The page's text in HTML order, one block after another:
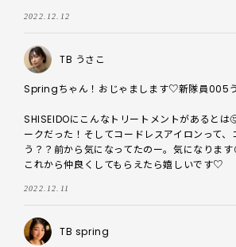
2022.12.12
TB うさこ
Springちゃん！おじゃまします♡新隊員005う
SHISEIDOにこんなトリートメントがあるとは
ークだった！そしてコードレスアイロンって
う？？前から気になってたのー。気になります
これから仲良くしてもらえたら嬉しいです♡
2022.12.11
TB spring